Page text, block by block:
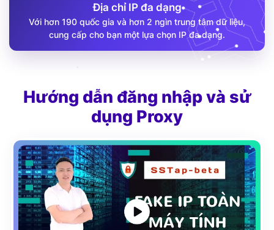
Địa chỉ IP đa dạng
Với hơn 190 quốc gia và hơn 2 ngìn trung tâm dữ liệu,
cung cấp cho bạn một lựa chọn IP đa dạng.
Hướng dẫn đăng nhập và sử
dụng Proxy